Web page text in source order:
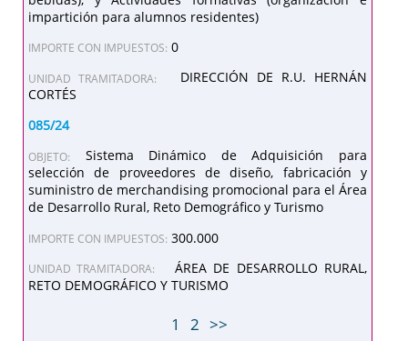
impartición para alumnos residentes)
IMPORTE CON IMPUESTOS: 0
UNIDAD TRAMITADORA:
DIRECCIÓN DE R.U. HERNÁN
CORTÉS
085/24
OBJETO:
Sistema Dinámico de Adquisición para
selección de proveedores de diseño, fabricación y
suministro de merchandising promocional para el Área
de Desarrollo Rural, Reto Demográfico y Turismo
IMPORTE CON IMPUESTOS: 300.000
UNIDAD TRAMITADORA:
ÁREA DE DESARROLLO RURAL,
RETO DEMOGRÁFICO Y TURISMO
1 2 >>